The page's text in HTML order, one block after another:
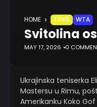
HOME TENIS WTA
Svitolina
MAY 17, 2026 0
Ukrajinska teniserka
Mastersu u Rimu,
Amerikanku Koko Gof